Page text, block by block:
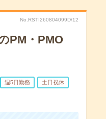
No.RSTI260804099D/12
PM・PMO
週5日勤務 土日祝休